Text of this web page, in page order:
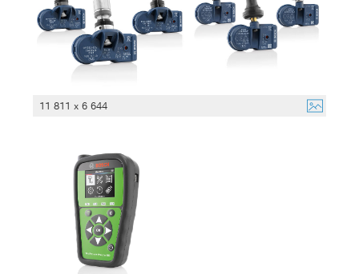
11 811 x 6 644